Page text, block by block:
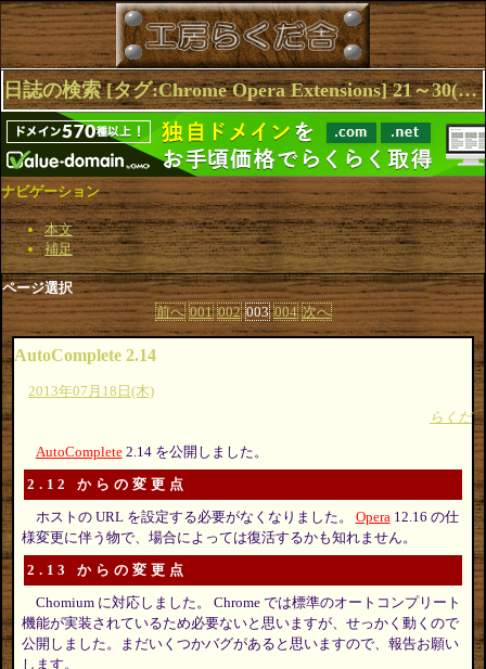
日誌の検索 [タグ:Chrome Opera Extensions] 21～30(32件中)
ナビゲーション
本文
補足
ページ選択
前へ 001 002 003 004 次へ
AutoComplete 2.14
2013年07月18日(木)
らくだ
AutoComplete2.14 を公開しました。
2.12 からの変更点
ホストの URL を設定する必要がなくなりました。 Opera12.16 の仕
様変更に伴う物で、場合によっては復活するかも知れません。
2.13 からの変更点
Chomium に対応しました。 Chrome では標準のオートコンプリート
機能が実装されているため必要ないと思いますが、せっかく動くので
公開しました。まだいくつかバグがあると思いますので、報告お願い
します。